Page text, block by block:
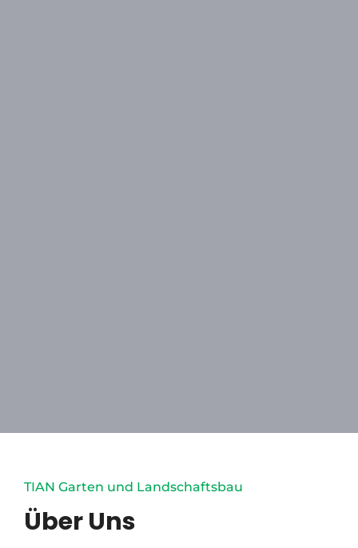
TIAN Garten und Landschaftsbau
Über Uns